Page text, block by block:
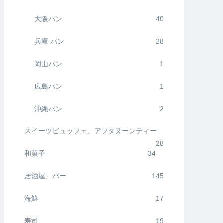
大阪パン 40
兵庫 パン 28
岡山パン 1
広島パン 1
沖縄パン 2
スイーツビュッフェ、アフタヌーンティー
28
和菓子
34
居酒屋、バー 145
海鮮 17
寿司 19